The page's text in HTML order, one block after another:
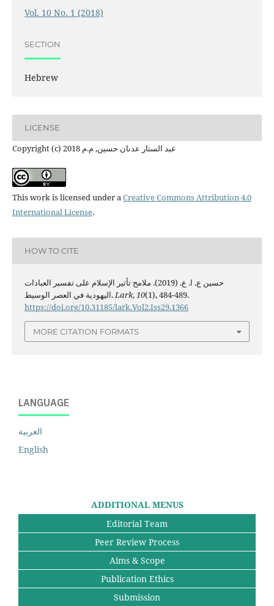
Vol. 10 No. 1 (2018)
SECTION
Hebrew
LICENSE
Copyright (c) 2018 عبد الستار عدنان حسين, م.م
This work is licensed under a Creative Commons Attribution 4.0
International License.
HOW TO CITE
حسين ع. ا. ع. (2019). ملامح تأثير الإسلام على تفسير العبادات
اليهودية في العصر الوسيط. Lark, 10(1), 484-489.
https://doi.org/10.31185/lark.Vol2.Iss29.1366
MORE CITATION FORMATS
LANGUAGE
العربية
English
ADDITIONAL MENUS
Editorial Team
Peer Review Process
Aims & Scope
Publication Ethics
Submission